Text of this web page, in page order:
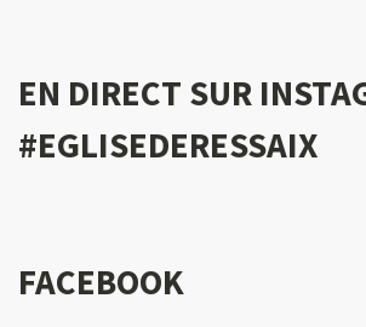
EN DIRECT SUR
#EGLISEDERESSAIX
FACEBOOK